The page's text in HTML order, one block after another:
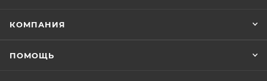
КОМПАНИЯ
ПОМОЩЬ